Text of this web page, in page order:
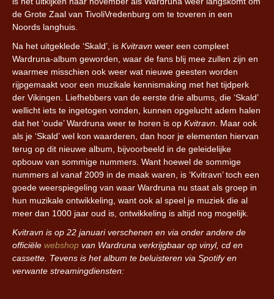
de Grote Zaal van TivoliVredenburg om te toveren in een
Noords langhuis.
Na het uitgeklede ‘Skald’ , is Kvitravn weer een compleet
Wardruna-album geworden, waar de fans blij mee zullen zijn en
waarmee misschien ook weer wat nieuwe geesten worden
rijpgemaakt voor een muzikale kennismaking met het tijdperk
der Vikingen. Liefhebbers van de eerste drie albums, die ‘Skald’
wellicht iets te ingetogen vonden, kunnen opgelucht adem halen
dat het ‘oude’ Wardruna weer te horen is op Kvitravn . Maar ook
als je ‘Skald’ wel kon waarderen, dan hoor je elementen hiervan
terug op dit nieuwe album, bijvoorbeeld in de geleidelijke
opbouw van sommige nummers. Want hoewel de sommige
nummers al vanaf 2009 in de maak waren, is ‘Kvitravn’ toch een
goede weerspiegeling van waar Wardruna nu staat als groep in
hun muzikale ontwikkeling, want ook al speel je muziek die al
meer dan 1000 jaar oud is, ontwikkeling is altijd nog mogelijk.
Kvitravn is op 22 januari verschenen en via onder andere de
officiële webshop van Wardruna verkrijgbaar op vinyl, cd en
cassette. Tevens is het album te beluisteren via Spotify en
verwante streamingdiensten: